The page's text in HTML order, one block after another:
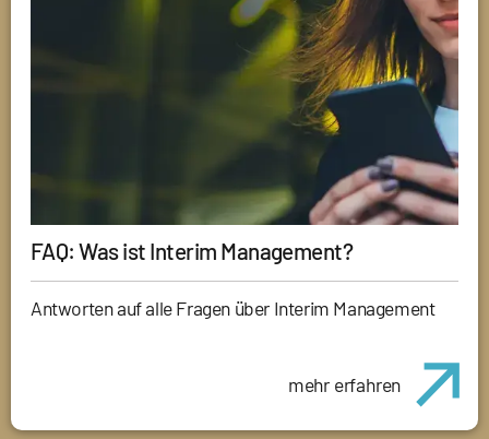
FAQ: Was ist Interim Management?
Antworten auf alle Fragen über Interim Management
mehr erfahren